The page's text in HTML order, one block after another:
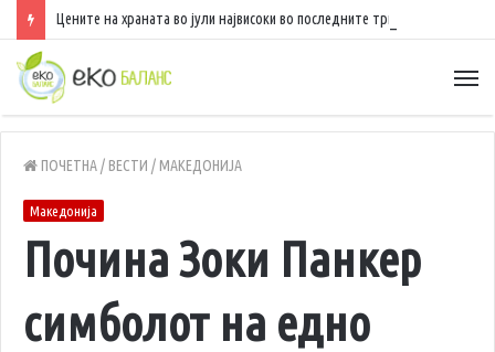
Цените на храната во јули највисоки во последните три години
ПОЧЕТНА/ ВЕСТИ / МАКЕДОНИЈА
Македонија
Почина Зоки Панкер
симболот на едно